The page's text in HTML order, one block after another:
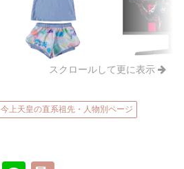
スクロールして更に表示
今上天皇の直系祖先・人物別ページ